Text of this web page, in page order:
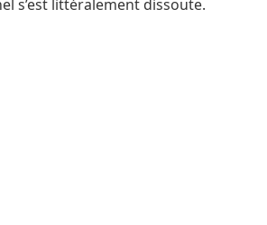
s’est littéralement dissoute.